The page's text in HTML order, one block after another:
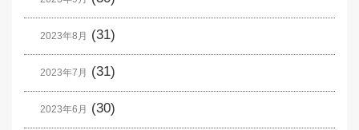
2023年8月 (31)
2023年7月 (31)
2023年6月 (30)